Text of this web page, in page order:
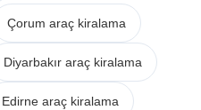
Çorum araç kiralama
Diyarbakır araç kiralama
Edirne araç kiralama